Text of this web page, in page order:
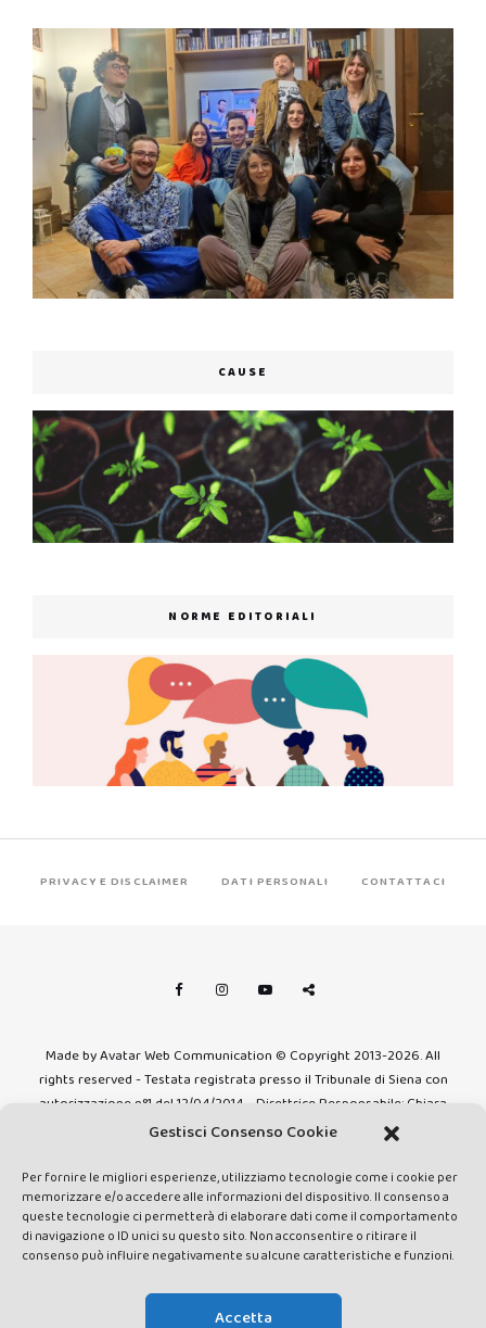
Gestisci Consenso Cookie
Per fornire le migliori esperienze, utilizziamo tecnologie come i cookie per
memorizzare e/o accedere alle informazioni del dispositivo. Il consenso a
queste tecnologie ci permetterà di elaborare dati come il comportamento
di navigazione o ID unici su questo sito. Non acconsentire o ritirare il
consenso può influire negativamente su alcune caratteristiche e funzioni.
Accetta
CAUSE
NORME EDITORIALI
PRIVACY E DISCLAIMER DATI PERSONALI CONTATTACI
Made by Avatar Web Communication © Copyright 2013-2026. All
rights reserved - Testata registrata presso il Tribunale di Siena con
autorizzazione n°1 del 12/04/2014 - Direttrice Responsabile: Chiara
Cacace - E-mail: direzione@lavaldichiana.it - Editore: Valdichiana
amministrazione@lavaldichiana.it - Sede legale: Piazza Nazioni Unite
10, Torrita di Siena (SI) - Iscrizione al Registro degli Operatori di
Comunicazione n.24374 del 24/03/2014